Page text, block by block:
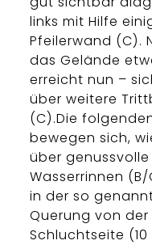
links mit Hilfe
Pfeilerwand (C).
das Gelände
erreicht nun –
über weitere
(C).Die
bewegen sich,
über
Wasserrinnen
in der so
Querung von
Schluchtseite